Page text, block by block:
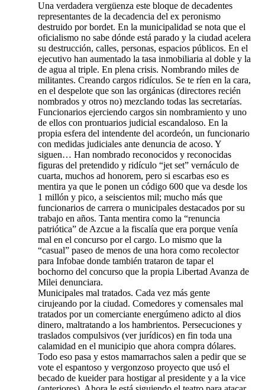
Una verdadera vergüenza este bloque de decadentes
representantes de la decadencia del ex peronismo
destruido por bordet. En la municipalidad se nota que el
oficialismo no sabe dónde está parado y la ciudad acelera
su destrucción, calles, personas, espacios públicos. En el
ejecutivo han aumentado la tasa inmobiliaria al doble y la
de agua al triple. En plena crisis. Nombrando miles de
militantes. Creando cargos ridículos. Se te ríen en la cara,
en el despelote que son las orgánicas (directores recién
nombrados y otros no) mezclando todas las secretarías.
Funcionarios ejerciendo cargos sin nombramiento y uno
de ellos con prontuarios judicial escandaloso. En la
propia esfera del intendente del acordeón, un funcionario
con medidas judiciales ante denuncia de acoso. Y
siguen… Han nombrado reconocidos y reconocidas
figuras del pretendido y ridículo “jet set” vernáculo de
cuarta, muchos ad honorem, pero si escarbas eso es
mentira ya que le ponen un código 600 que va desde los
1 millón y pico, a seiscientos mil; mucho más que
funcionarios de carrera o municipales destacados por su
trabajo en años. Tanta mentira como la “renuncia
patriótica” de Azcue a la fiscalía que era porque venía
mal en el concurso por el cargo. Lo mismo que la
“casual” paseo de menos de una hora como recolector
para Infobae donde también trataron de tapar el
bochorno del concurso que la propia Libertad Avanza de
Milei denunciara.
Municipales mal tratados. Cada vez más gente
cirujeando por la ciudad. Comedores y comensales mal
tratados por un comerciante energúmeno adicto al dios
dinero, maltratando a los hambrientos. Persecuciones y
traslados compulsivos (ver jurídicos) en fin toda una
calamidad en el municipio que ahora compra dólares.
Todo eso pasa y estos mamarrachos salen a pedir que se
vote el espantoso y vergonzoso proyecto que usó el
becado de kueider para hostigar al presidente y a la vice